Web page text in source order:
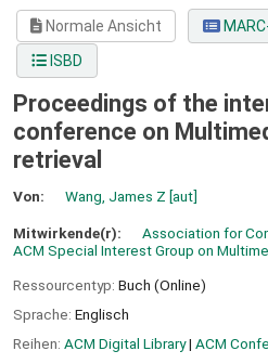
Normale Ansicht
ISBD
Proceedings of the
conference on
retrieval
Von: Wang, James Z [aut]
Mitwirkende(r): Association for
ACM Special Interest Group on
Ressourcentyp: Buch (Online)
Sprache: Englisch
Reihen: ACM Digital Library| ACM